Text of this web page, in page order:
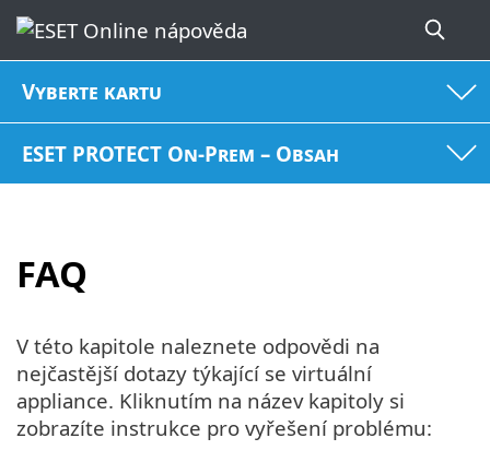
Vyberte kartu
ESET PROTECT On-Prem – Obsah
FAQ
V této kapitole naleznete odpovědi na
nejčastější dotazy týkající se virtuální
appliance. Kliknutím na název kapitoly si
zobrazíte instrukce pro vyřešení problému: